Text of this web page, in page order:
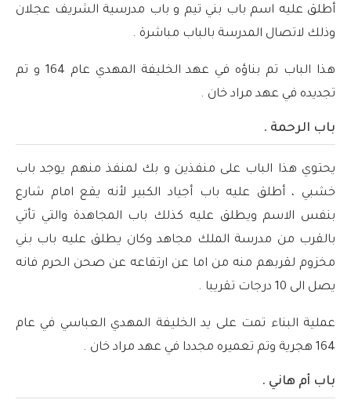
أطلق عليه اسم باب بني تيم و باب مدرسية الشريف عجلان
وذلك لاتصال المدرسة بالباب مباشرة .
هذا الباب تم بناؤه في عهد الخليفة المهدي عام 164 و تم
تجديده في عهد مراد خان .
باب الرحمة .
يحتوي هذا الباب على منفذين و بك لمنفذ منهم يوجد باب
خشبي ، أطلق عليه باب أجياد الكبير لأنه يقع امام شارع
بنفس الاسم ويطلق عليه كذلك باب المجاهدة والتي تأتي
بالقرب من مدرسة الملك مجاهد وكان يطلق عليه باب بني
مخزوم لقربهم منه من اما عن ارتفاعه عن صحن الحرم فانه
يصل الى 10 درجات تقريبا .
عملية البناء تمت على يد الخليفة المهدي العباسي في عام
164 هجرية وتم تعميره مجددا في عهد مراد خان .
باب أم هاني .